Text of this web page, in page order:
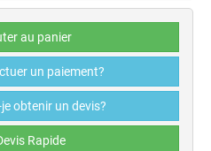
au panier
un paiement?
obtenir un devis?
Rapide